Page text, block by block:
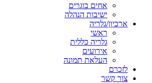
אחים בוגרים
ישיבות הנהלה
ארכיון/גלריה
ראשי
גלריה כללית
אירועים
העלאת תמונה
לזכרם
צור קשר